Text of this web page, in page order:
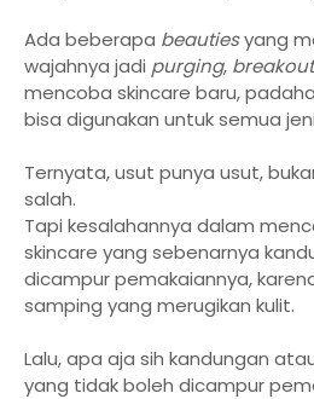
Ada beberapa beautiesyang
wajahnya jadi purging,
mencoba skincare baru,
bisa digunakan untuk semua
Ternyata, usut punya usut,
salah.
Tapi kesalahannya dalam
skincare yang sebenarnya
dicampur pemakaiannya,
samping yang merugikan kulit.
Lalu, apa aja sih kandungan
yang tidak boleh dicampur